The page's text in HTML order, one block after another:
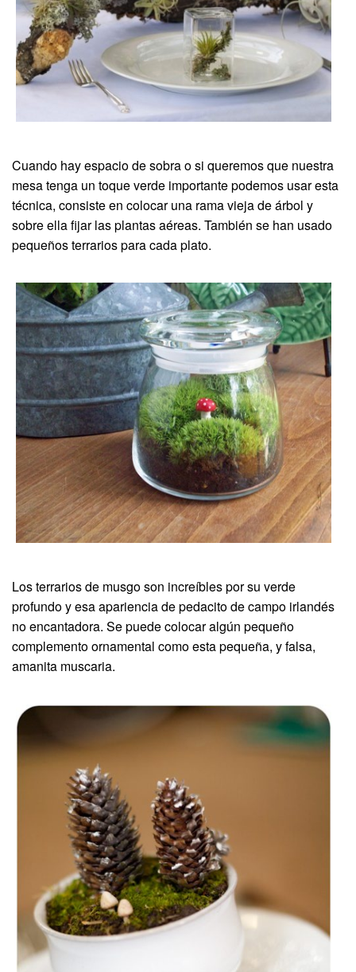
Cuando hay espacio de sobra o si queremos que nuestra
mesa tenga un toque verde importante podemos usar esta
técnica, consiste en colocar una rama vieja de árbol y
sobre ella fijar las plantas aéreas. También se han usado
pequeños terrarios para cada plato.
Los terrarios de musgo son increíbles por su verde
profundo y esa apariencia de pedacito de campo irlandés
no encantadora. Se puede colocar algún pequeño
complemento ornamental como esta pequeña, y falsa,
amanita muscaria.